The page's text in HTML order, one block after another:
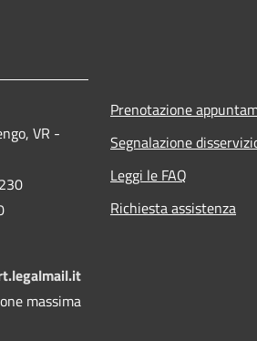
VR -
massima
Prenotazione
Segnalazione
Leggi le FAQ
Richiesta assistenza